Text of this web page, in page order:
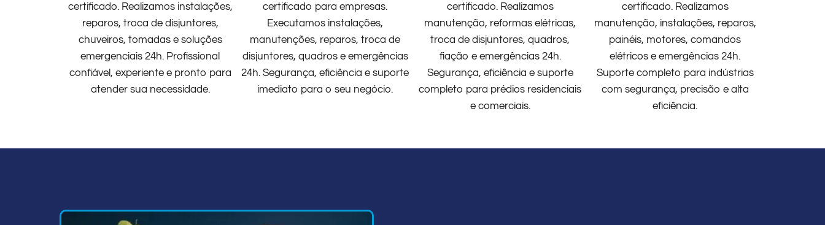
certificado. Realizamos instalações,
reparos, troca de disjuntores,
chuveiros, tomadas e soluções
emergenciais 24h. Profissional
confiável, experiente e pronto para
atender sua necessidade.
certificado para empresas.
Executamos instalações,
manutenções, reparos, troca de
disjuntores, quadros e emergências
24h. Segurança, eficiência e suporte
imediato para o seu negócio.
certificado. Realizamos
manutenção, reformas elétricas,
troca de disjuntores, quadros,
fiação e emergências 24h.
Segurança, eficiência e suporte
completo para prédios residenciais
e comerciais.
certificado. Realizamos
manutenção, instalações, reparos,
painéis, motores, comandos
elétricos e emergências 24h.
Suporte completo para indústrias
com segurança, precisão e alta
eficiência.